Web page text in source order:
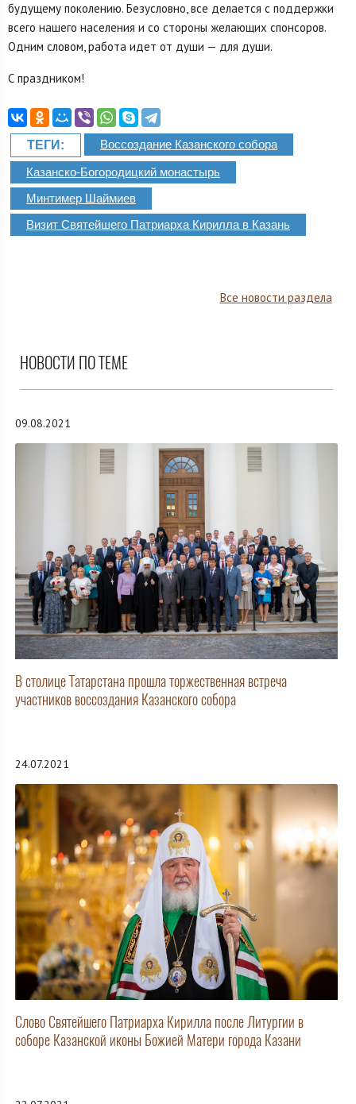
будущему поколению. Безусловно, все делается с поддержки
всего нашего населения и со стороны желающих спонсоров.
Одним словом, работа идет от души — для души.
С праздником!
ТЕГИ: Воссоздание Казанского собора
Казанско-Богородицкий монастырь
Минтимер Шаймиев
Визит Святейшего Патриарха Кирилла в Казань
Все новости раздела
НОВОСТИ ПО ТЕМЕ
09.08.2021
В столице Татарстана прошла торжественная встреча
участников воссоздания Казанского собора
24.07.2021
Слово Святейшего Патриарха Кирилла после Литургии в
соборе Казанской иконы Божией Матери города Казани